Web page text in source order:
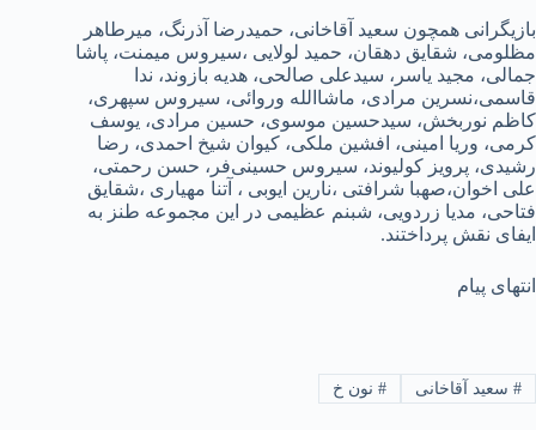
بازیگرانی همچون سعید آقاخانی، حمیدرضا آذرنگ، میرطاهر
مظلومی، شقایق دهقان، حمید لولایی ،سیروس میمنت، پاشا
جمالی، مجید یاسر، سیدعلی صالحی، هدیه بازوند، ندا
قاسمی،نسرین مرادی، ماشاالله وروائی، سیروس سپهری،
کاظم نوربخش، سیدحسین موسوی، حسین مرادی، یوسف
کرمی، وریا امینی، افشین ملکی، کیوان شیخ احمدی، رضا
رشیدی، پرویز کولیوند، سیروس حسینی‌فر، حسن رحمتی،
علی اخوان،صهبا شرافتی ،نارین ایوبی ، آتنا مهیاری ،شقایق
فتاحی، مدیا زردویی، شبنم عظیمی در این مجموعه طنز به
ایفای نقش پرداختند.
انتهای پیام
#سعید آقاخانی #نون خ